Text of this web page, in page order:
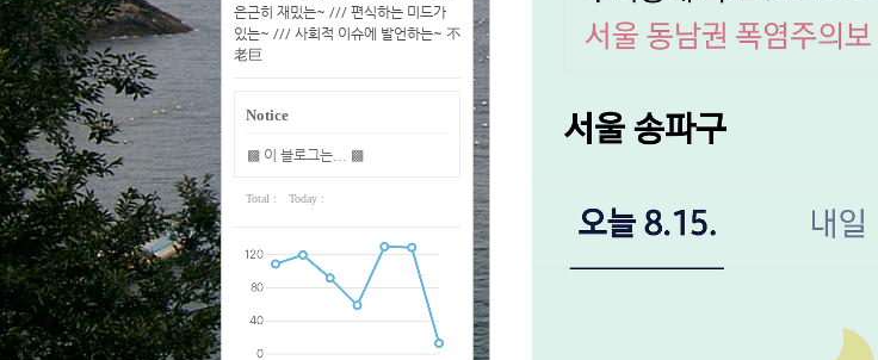
은근히 재밌는~ /// 편식하는 미드가
있는~ /// 사회적 이슈에 발언하는~ 不
老巨
Notice
▩ 이 블로그는... ▩
Total : Today :